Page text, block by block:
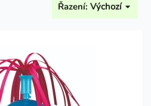
Řazení: Výchozí